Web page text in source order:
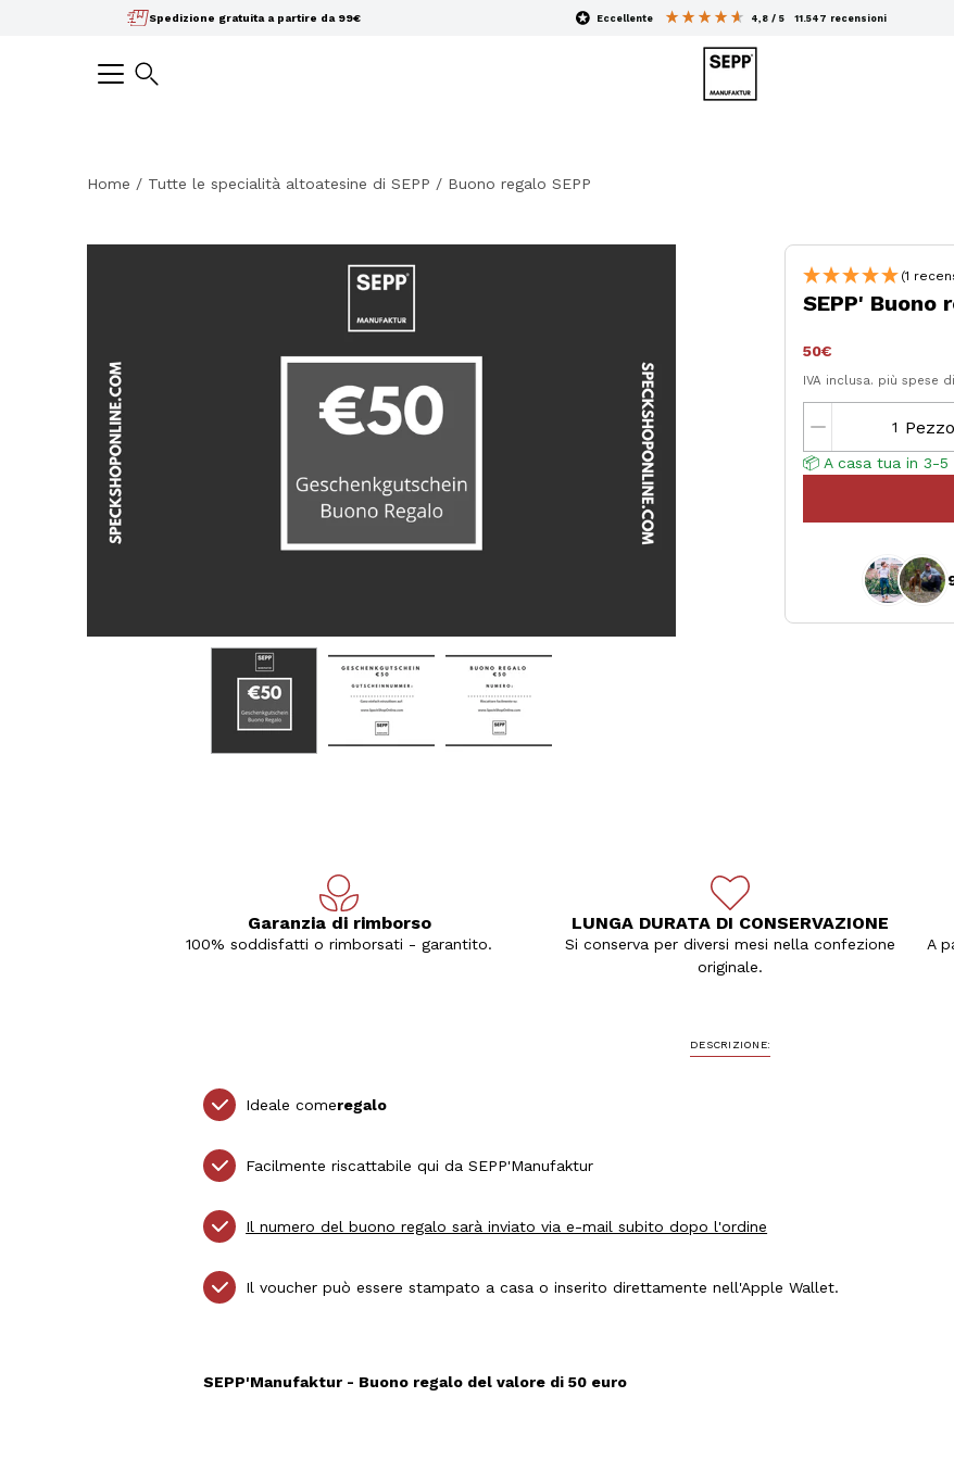
Spedizione gratuita a partire da 99€ eccellente 4,8 / 5 11.547 recensioni
Home / Tutte le specialità altoatesine di SEPP / Buono regalo SEPP
(1
SEPP' Buono
50€
IVA inclusa. più spese
Pezzo
📦 A casa tua in 3-5
Garanzia di rimborso
100% soddisfatti o rimborsati - garantito.
LUNGA DURATA DI CONSERVAZIONE
Si conserva per diversi mesi nella confezione
originale.
A
DESCRIZIONE:
Ideale comeregalo
Facilmente riscattabile qui da SEPP'Manufaktur
Il numero del buono regalo sarà inviato via e-mail subito dopo l'ordine
Il voucher può essere stampato a casa o inserito direttamente nell'Apple Wallet.
SEPP'Manufaktur - Buono regalo del valore di 50 euro